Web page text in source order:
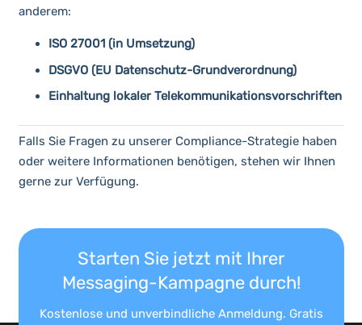
anderem:
ISO 27001 (in Umsetzung)
DSGVO (EU Datenschutz-Grundverordnung)
Einhaltung lokaler Telekommunikationsvorschriften
Falls Sie Fragen zu unserer Compliance-Strategie haben
oder weitere Informationen benötigen, stehen wir Ihnen
gerne zur Verfügung.
Starten Sie jetzt mit Ihrer
Messaging-Kampagne durch!
Kostenlose und unverbindliche Anmeldung. Gratis